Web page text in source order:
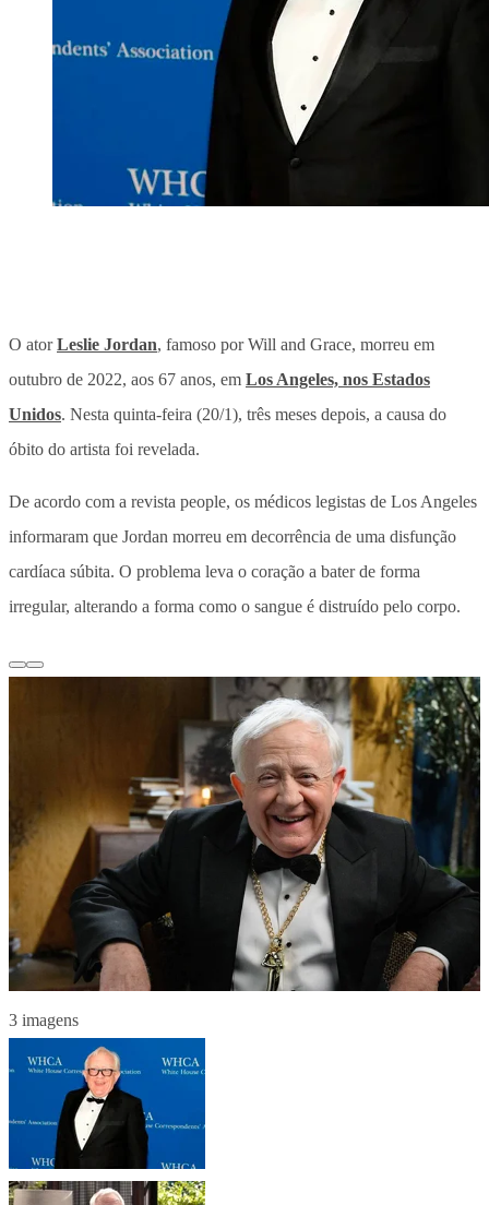
O atorLeslie Jordan, famoso por Will and Grace, morreu em
outubro de 2022, aos 67 anos, em Los Angeles, nos Estados
Unidos. Nesta quinta-feira (20/1), três meses depois, a causa do
óbito do artista foi revelada.
De acordo com a revista people, os médicos legistas de Los Angeles
informaram que Jordan morreu em decorrência de uma disfunção
cardíaca súbita. O problema leva o coração a bater de forma
irregular, alterando a forma como o sangue é distruído pelo corpo.
3 imagens